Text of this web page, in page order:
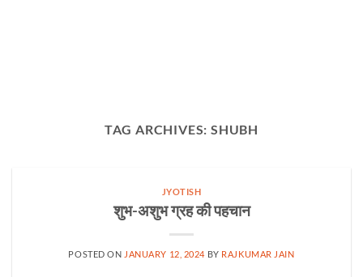
TAG ARCHIVES:SHUBH
JYOTISH
शुभ-अशुभ ग्रह की पहचान
POSTED ON JANUARY 12, 2024 BY RAJKUMAR JAIN